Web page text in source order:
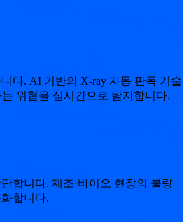
다. AI 기반의 X-ray 자동 판독 기술
위협을 실시간으로 탐지합니다.
합니다. 제조·바이오 현장의 불량
합니다.